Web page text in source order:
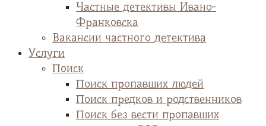
Частные детективы Ивано-
Франковска
Вакансии частного детектива
Услуги
Поиск
Поиск пропавших людей
Поиск предков и родственников
Поиск без вести пропавших